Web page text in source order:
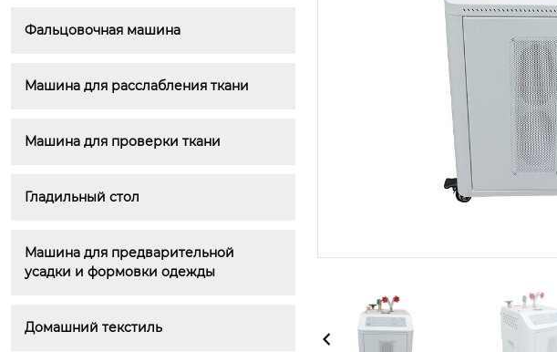
Фальцовочная машина
Машина для расслабления ткани
Машина для проверки ткани
Гладильный стол
Машина для предварительной
усадки и формовки одежды
Домашний текстиль